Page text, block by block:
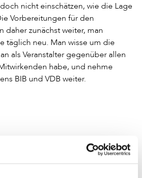
nicht einschätzen, wie die Lage
Vorbereitungen für den
daher zunächst weiter, man
täglich neu. Man wisse um die
als Veranstalter gegenüber allen
habe, und nehme
BIB und VDB weiter.
Publikumsverkehr
ein. Das gab der Regierende